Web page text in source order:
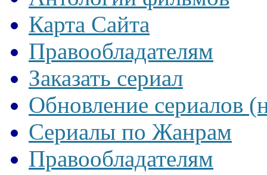
Карта Сайта
Правообладателям
Заказать сериал
Обновление сериалов
Сериалы по Жанрам
Правообладателям